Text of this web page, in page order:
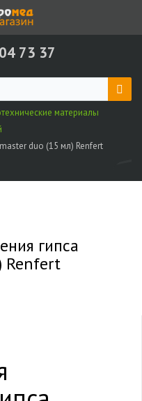
73 37
материалы
duo (15 мл) Renfert
гипса
Renfert